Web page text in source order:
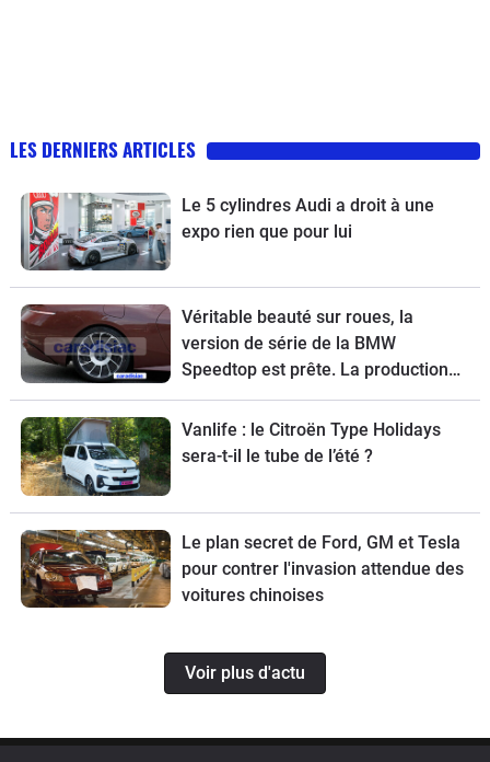
LES DERNIERS ARTICLES
Le 5 cylindres Audi a droit à une
expo rien que pour lui
Véritable beauté sur roues, la
version de série de la BMW
Speedtop est prête. La production
de ce break de chasse sera limitée à
70 exemplaires.
Vanlife : le Citroën Type Holidays
sera-t-il le tube de l’été ?
Le plan secret de Ford, GM et Tesla
pour contrer l'invasion attendue des
voitures chinoises
Voir plus d'actu